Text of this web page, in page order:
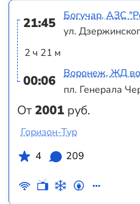
21:45
2 ч 21 м
00:06
От2001 руб.
Богучар, АЗС
ул.
Воронеж, ЖД
пл. Генерала
Горизон-Тур
4
209